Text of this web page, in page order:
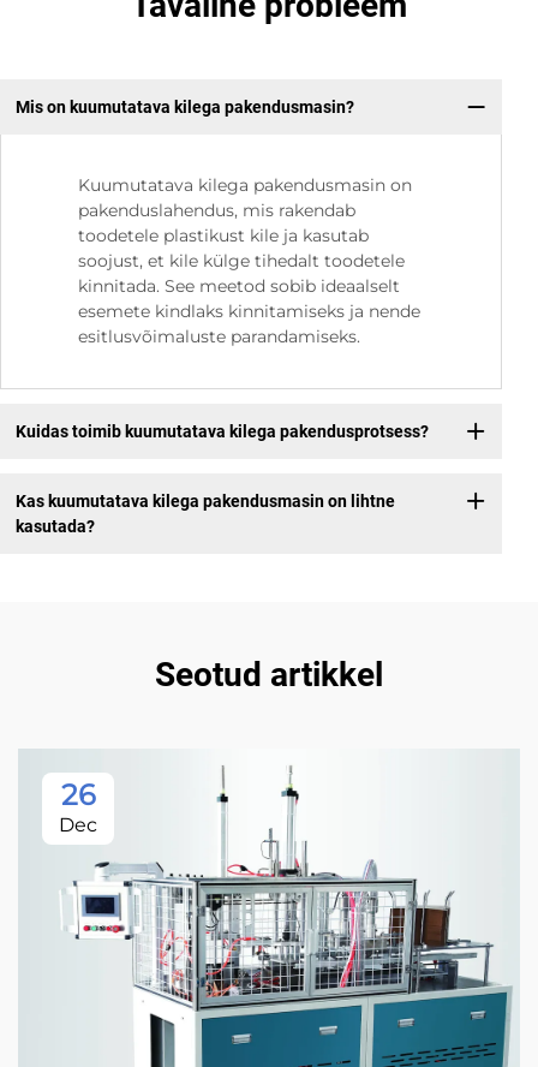
Mis on kuumutatava kilega pakendusmasin?
Kuumutatava kilega pakendusmasin on
pakenduslahendus, mis rakendab
toodetele plastikust kile ja kasutab
soojust, et kile külge tihedalt toodetele
kinnitada. See meetod sobib ideaalselt
esemete kindlaks kinnitamiseks ja nende
esitlusvõimaluste parandamiseks.
Kuidas toimib kuumutatava kilega pakendusprotsess?
Kas kuumutatava kilega pakendusmasin on lihtne
kasutada?
Seotud artikkel
26
Dec